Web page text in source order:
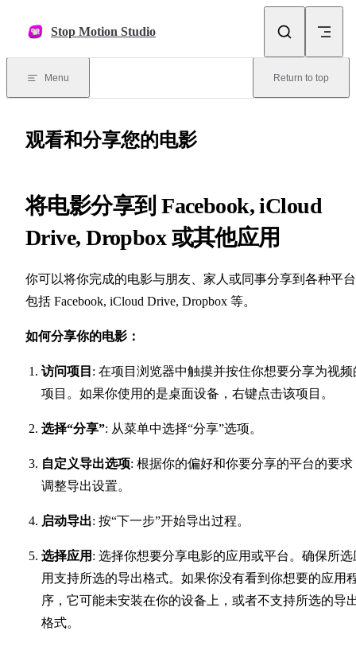
Stop Motion Studio
Menu Return to top
观看和分享您的电影
将电影分享到 Facebook, iCloud
Drive, Dropbox 或其他应用
你可以将你完成的电影与朋友、家人或同事分享到各种平
包括 Facebook, iCloud Drive, Dropbox 等。
如何分享你的电影：
访问项目 : 在项目浏览器中触摸并按住你想要分享为视频
项目。如果你使用的是桌面设备，右键点击该项目。
选择“分享”: 从菜单中选择“分享”选项。
自定义导出选项: 根据你的偏好和你要分享的平台的要求
调整导出设置。
启动导出: 按“下一步”开始导出过程。
选择应用 : 选择你想要分享电影的应用或平台。确保所选
用支持所选的导出格式。如果你没有看到你想要的应用
序，它可能未安装在你的设备上，或者不支持所选的导
格式。